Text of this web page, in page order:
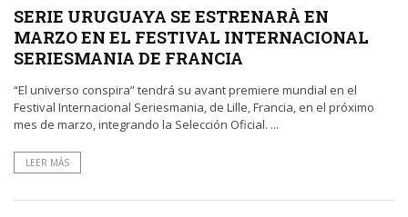
SERIE URUGUAYA SE ESTRENARÀ EN
MARZO EN EL FESTIVAL INTERNACIONAL
SERIESMANIA DE FRANCIA
“El universo conspira” tendrá su avant premiere mundial en el
Festival Internacional Seriesmania, de Lille, Francia, en el próximo
mes de marzo, integrando la Selección Oficial. ...
LEER MÁS